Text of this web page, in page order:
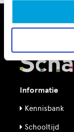
Informatie
Kennisbank
Schooltijd